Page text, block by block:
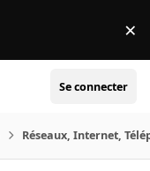
×
Se connecter
Réseaux, Internet,